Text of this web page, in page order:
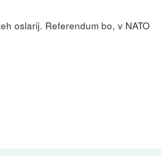
oslarij. Referendum bo, v NATO